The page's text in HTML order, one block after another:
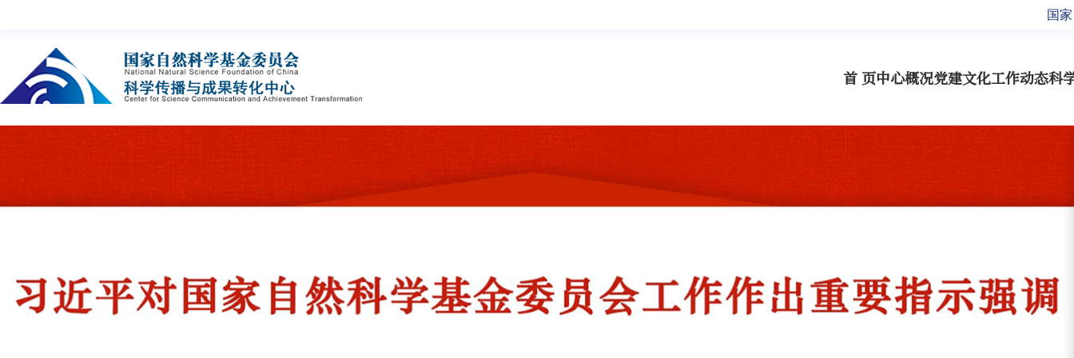
国
首 页中心概况党建文化工作动态科